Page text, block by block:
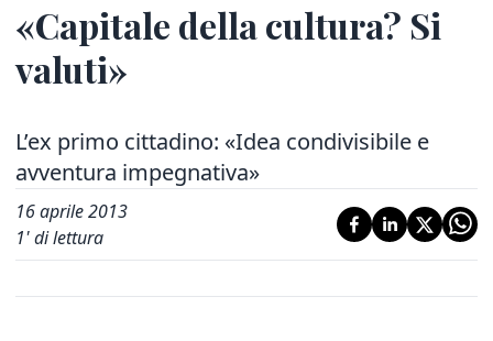
«Capitale della cultura? Si
valuti»
L’ex primo cittadino: «Idea condivisibile e
avventura impegnativa»
16 aprile 2013
1' di lettura